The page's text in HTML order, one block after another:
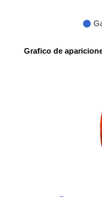
Grafico de